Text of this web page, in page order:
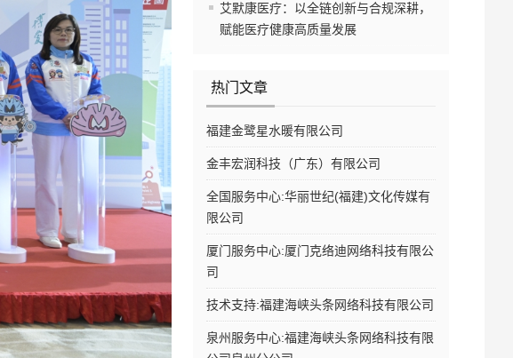
艾默康医疗：以全链创新与合规深耕，
赋能医疗健康高质量发展
热门文章
福建金鹭星水暖有限公司
金丰宏润科技（广东）有限公司
全国服务中心:华丽世纪(福建)文化传媒有
限公司
厦门服务中心:厦门克络迪网络科技有限公
司
技术支持:福建海峡头条网络科技有限公司
泉州服务中心:福建海峡头条网络科技有限